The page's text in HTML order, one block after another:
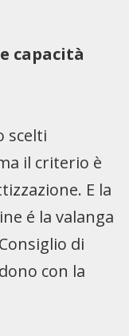
capacità
scelti
il criterio è
E la
é la valanga
di
con la